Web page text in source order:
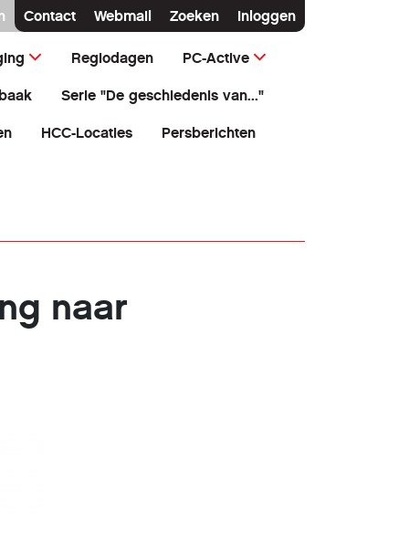
Contact Webmail Zoeken Inloggen
Regiodagen PC-Active
Serie "De geschiedenis van..."
HCC-Locaties Persberichten
naar